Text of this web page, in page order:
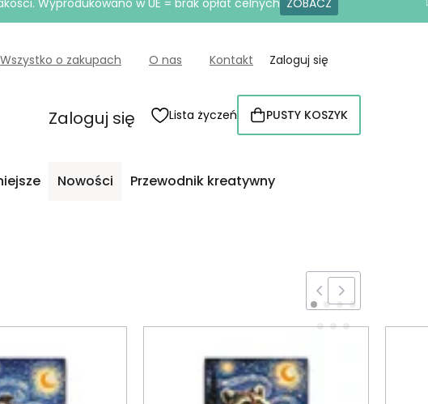
Wyprodukowano w UE = brak opłat celnych ZOBACZ
Wszystko o zakupach O nas Kontakt Zaloguj się
Zaloguj się Lista życzeń KOSZYK
PUSTY KOSZYK
Nowości Przewodnik kreatywny